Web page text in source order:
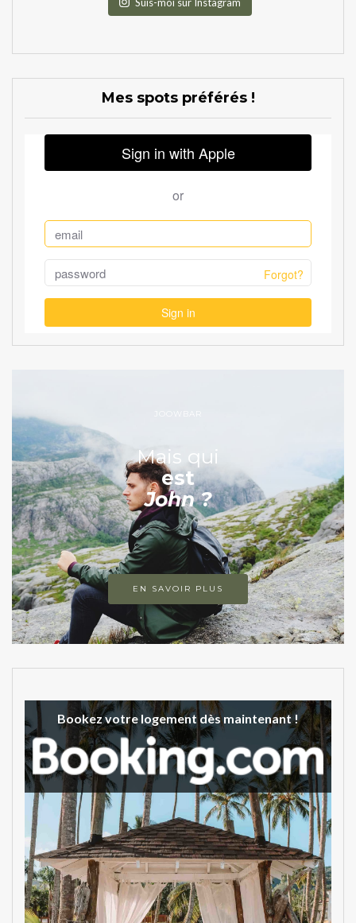
Mes spots préférés !
JOOWBAR
Mais qui
est
John ?
EN SAVOIR PLUS
Bookez votre logement dès maintenant !